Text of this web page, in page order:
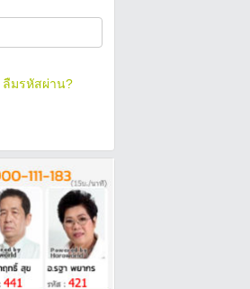
ลืมรหัสผ่าน?